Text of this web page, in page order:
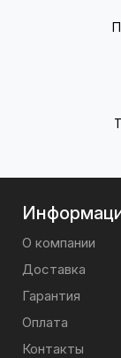
О компании
Доставка
Гарантия
Оплата
Контакты